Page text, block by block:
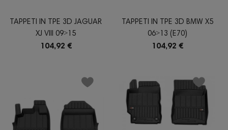
TAPPETI IN TPE 3D JAGUAR
XJ VIII 09˃15
104,92 €
TAPPETI IN TPE 3D BMW X5
06˃13 (E70)
104,92 €